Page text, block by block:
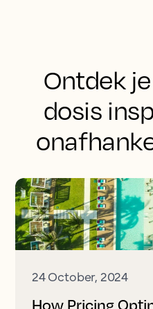
Ontdek
dosis
24 October, 2024
How Pricing